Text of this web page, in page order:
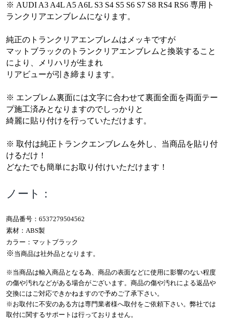
※ AUDI A3 A4L A5 A6L S3 S4 S5 S6 S7 S8 RS4 RS6 専用ト
ランクリアエンブレムになります。
純正のトランクリアエンブレムはメッキですが
マットブラックのトランクリアエンブレムと換装すること
により、メリハリが生まれ
リアビューが引き締まります。
※ エンブレム裏面には文字に合わせて裏面全面を両面テー
プ施工済みとなりますのでしっかりと
綺麗に貼り付けを行っていただけます。
※ 取付は純正トランクエンブレムを外し、当商品を貼り付
けるだけ！
どなたでも簡単にお取り付けいただけます！
ノート：
商品番号：6537279504562
素材：ABS製
カラー：マットブラック
※ 当商品は社外品となります。
※ 当商品は輸入商品となる為、商品の表面などに使用に影響のない程度
の傷や汚れなどがある場合がございます。 商品の傷や汚れによる返品や
交換にはご対応できかねますので予めご了承下さい。
※ お取付に不安のある方は専門業者様へ取付をご依頼下さい。弊社では
取付に関するサポートは行っておりません。